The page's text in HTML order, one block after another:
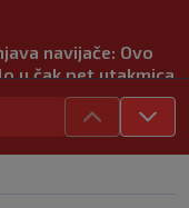
navijače: Ovo
u čak pet utakmica
smijeniti